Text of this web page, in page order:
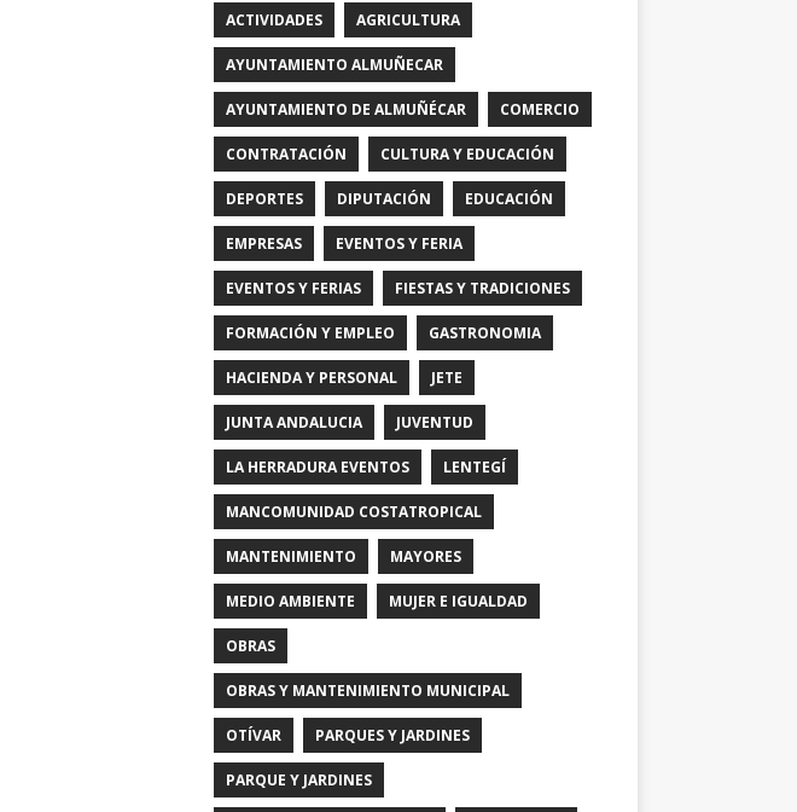
ACTIVIDADES AGRICULTURA
AYUNTAMIENTO ALMUÑECAR
AYUNTAMIENTO DE ALMUÑÉCAR COMERCIO
CONTRATACIÓN CULTURA Y EDUCACIÓN
DEPORTES DIPUTACIÓN EDUCACIÓN
EMPRESAS EVENTOS Y FERIA
EVENTOS Y FERIAS FIESTAS Y TRADICIONES
FORMACIÓN Y EMPLEO GASTRONOMIA
HACIENDA Y PERSONAL JETE
JUNTA ANDALUCIA JUVENTUD
LA HERRADURA EVENTOS LENTEGÍ
MANCOMUNIDAD COSTATROPICAL
MANTENIMIENTO MAYORES
MEDIO AMBIENTE MUJER E IGUALDAD
OBRAS
OBRAS Y MANTENIMIENTO MUNICIPAL
OTÍVAR PARQUES Y JARDINES
PARQUE Y JARDINES